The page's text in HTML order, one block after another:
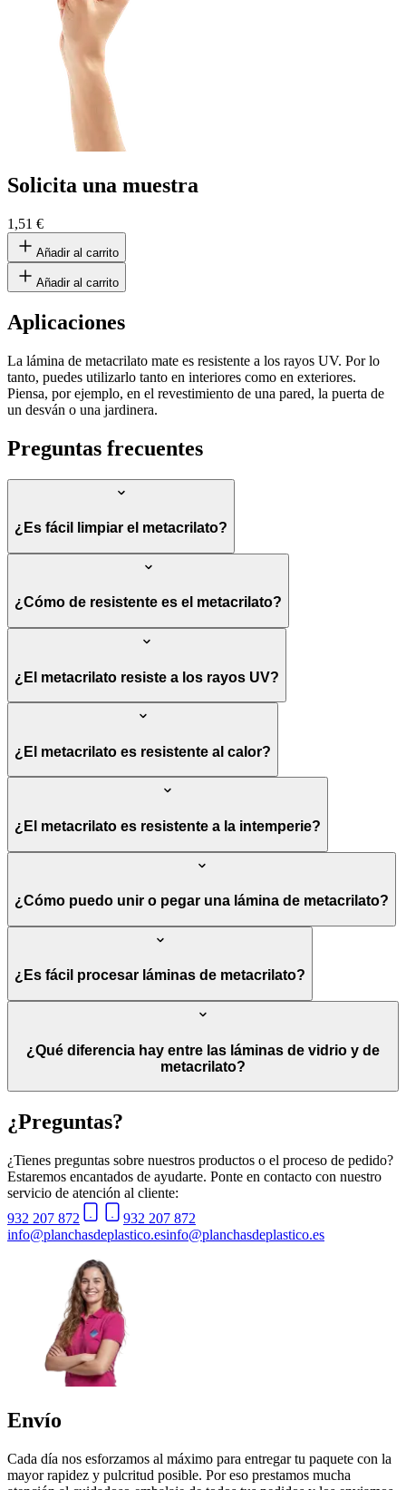
Solicita una muestra
1,51 €
Añadir al carrito
Añadir al carrito
Aplicaciones
La lámina de metacrilato mate es resistente a los rayos UV. Por lo
tanto, puedes utilizarlo tanto en interiores como en exteriores.
Piensa, por ejemplo, en el revestimiento de una pared, la puerta de
un desván o una jardinera.
Preguntas frecuentes
¿Es fácil limpiar el metacrilato?
¿Cómo de resistente es el metacrilato?
¿El metacrilato resiste a los rayos UV?
¿El metacrilato es resistente al calor?
¿El metacrilato es resistente a la intemperie?
¿Cómo puedo unir o pegar una lámina de metacrilato?
¿Es fácil procesar láminas de metacrilato?
¿Qué diferencia hay entre las láminas de vidrio y de
metacrilato?
¿Preguntas?
¿Tienes preguntas sobre nuestros productos o el proceso de pedido?
Estaremos encantados de ayudarte. Ponte en contacto con nuestro
servicio de atención al cliente:
932 207 872
932 207 872
info@planchasdeplastico.esinfo@planchasdeplastico.es
Envío
Cada día nos esforzamos al máximo para entregar tu paquete con la
mayor rapidez y pulcritud posible. Por eso prestamos mucha